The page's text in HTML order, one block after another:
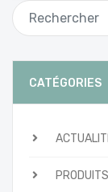
CATÉGORIES